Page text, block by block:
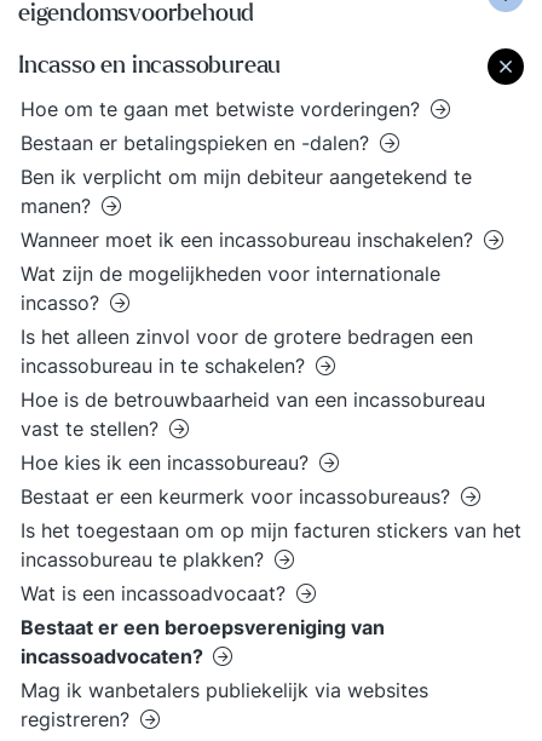
eigendomsvoorbehoud
Incasso en incassobureau
Hoe om te gaan met betwiste vorderingen?
Bestaan er betalingspieken en -dalen?
Ben ik verplicht om mijn debiteur aangetekend te
manen?
Wanneer moet ik een incassobureau inschakelen?
Wat zijn de mogelijkheden voor internationale
incasso?
Is het alleen zinvol voor de grotere bedragen een
incassobureau in te schakelen?
Hoe is de betrouwbaarheid van een incassobureau
vast te stellen?
Hoe kies ik een incassobureau?
Bestaat er een keurmerk voor incassobureaus?
Is het toegestaan om op mijn facturen stickers van het
incassobureau te plakken?
Wat is een incassoadvocaat?
Bestaat er een beroepsvereniging van
incassoadvocaten?
Mag ik wanbetalers publiekelijk via websites
registreren?